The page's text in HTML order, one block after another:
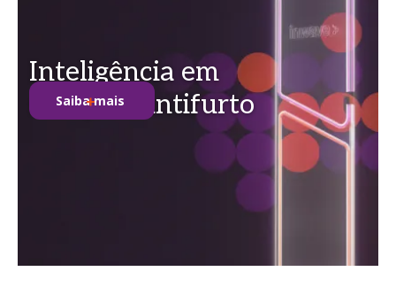
Inteligência em
soluções antifurto
Saiba mais